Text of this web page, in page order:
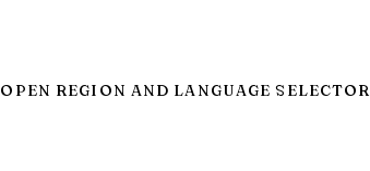
OPEN REGION AND LANGUAGE SELECTOR